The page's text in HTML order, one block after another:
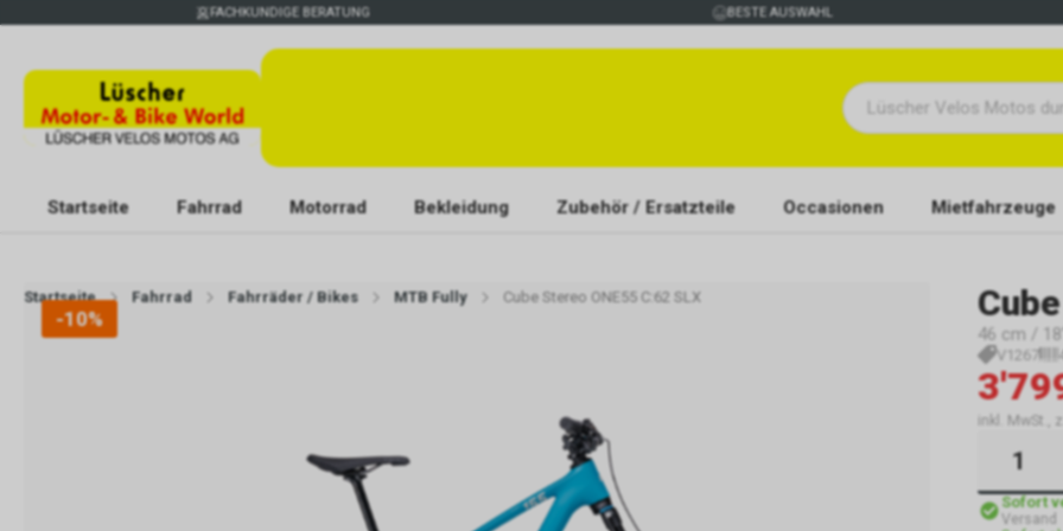
FACHKUNDIGE BERATUNG BESTE AUSWAHL
Startseite Fahrrad Motorrad Bekleidung Zubehör / Ersatzteile Occasionen Mietfahrzeuge
Startseite Fahrrad Fahrräder / Bikes MTB Fully Cube Stereo ONE55 C:62 SLX
-10% Cube
46 cm /
V1267
inkl. MwSt.,
Sofort
Versand